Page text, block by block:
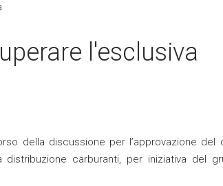
l'esclusiva
della discussione per l’approvazione
distribuzione carburanti, per iniziativa del